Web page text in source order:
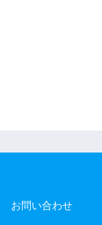
お問い合わせ